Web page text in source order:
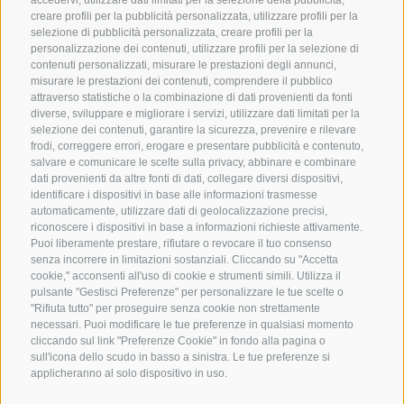
creare profili per la pubblicità personalizzata, utilizzare profili per la
selezione di pubblicità personalizzata, creare profili per la
personalizzazione dei contenuti, utilizzare profili per la selezione di
contenuti personalizzati, misurare le prestazioni degli annunci,
misurare le prestazioni dei contenuti, comprendere il pubblico
attraverso statistiche o la combinazione di dati provenienti da fonti
diverse, sviluppare e migliorare i servizi, utilizzare dati limitati per la
selezione dei contenuti, garantire la sicurezza, prevenire e rilevare
frodi, correggere errori, erogare e presentare pubblicità e contenuto,
salvare e comunicare le scelte sulla privacy, abbinare e combinare
dati provenienti da altre fonti di dati, collegare diversi dispositivi,
identificare i dispositivi in base alle informazioni trasmesse
automaticamente, utilizzare dati di geolocalizzazione precisi,
riconoscere i dispositivi in base a informazioni richieste attivamente.
Puoi liberamente prestare, rifiutare o revocare il tuo consenso
senza incorrere in limitazioni sostanziali. Cliccando su "Accetta
cookie," acconsenti all'uso di cookie e strumenti simili. Utilizza il
pulsante "Gestisci Preferenze" per personalizzare le tue scelte o
"Rifiuta tutto" per proseguire senza cookie non strettamente
necessari. Puoi modificare le tue preferenze in qualsiasi momento
cliccando sul link "Preferenze Cookie" in fondo alla pagina o
sull'icona dello scudo in basso a sinistra. Le tue preferenze si
applicheranno al solo dispositivo in uso.
Lista alloggi
CONTATTACI